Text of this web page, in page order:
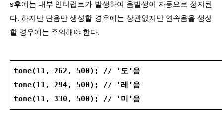
s후에는 내부 인터럽트가 발생하여 음발생이 자동으로 정지된
다. 하지만 단음만 생성할 경우에는 상관없지만 연속음을 생성
할 경우에는 주의해야 한다.
tone(11, 262, 500); // ‘도’음
tone(11, 294, 500); // ‘레’음
tone(11, 330, 500); // ‘미’음